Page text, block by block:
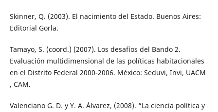
Skinner, Q. (2003). El nacimiento del Estado. Buenos Aires:
Editorial Gorla.
Tamayo, S. (coord.) (2007). Los desafíos del Bando 2.
Evaluación multidimensional de las políticas habitacionales
en el Distrito Federal 2000-2006. México: Seduvi, Invi, UACM
, CAM.
Valenciano G. D. y Y. A. Álvarez, (2008). “La ciencia política y